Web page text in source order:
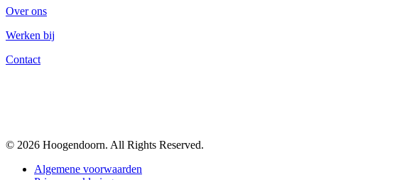
Over ons
Werken bij
Contact
© 2026 Hoogendoorn. All Rights Reserved.
Algemene voorwaarden